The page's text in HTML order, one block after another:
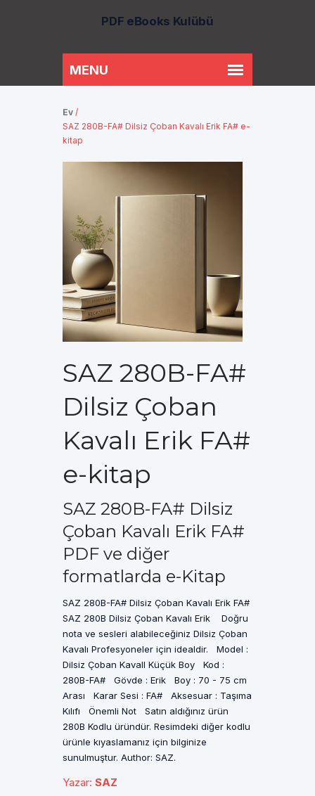
PDF eBooks Kulübü
Ev /
SAZ 280B-FA# Dilsiz Çoban Kavalı Erik FA# e-
kitap
SAZ 280B-FA#
Dilsiz Çoban
Kavalı Erik FA#
e-kitap
SAZ 280B-FA# Dilsiz
Çoban Kavalı Erik FA#
PDF ve diğer
formatlarda e-Kitap
SAZ 280B-FA# Dilsiz Çoban Kavalı Erik FA#
SAZ 280B Dilsiz Çoban Kavalı Erik Doğru
nota ve sesleri alabileceğiniz Dilsiz Çoban
Kavalı Profesyoneler için idealdir. Model :
Dilsiz Çoban KavalI Küçük Boy Kod :
280B-FA# Gövde : Erik Boy : 70 - 75 cm
Arası Karar Sesi : FA# Aksesuar : Taşıma
Kılıfı Önemli Not Satın aldığınız ürün
280B Kodlu üründür. Resimdeki diğer kodlu
ürünle kıyaslamanız için bilginize
sunulmuştur. Author: SAZ.
Yazar: SAZ